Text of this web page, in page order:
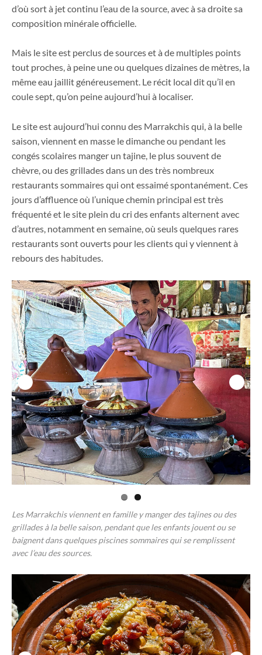
d’où sort à jet continu l’eau de la source, avec à sa droite sa
composition minérale officielle.
Mais le site est perclus de sources et à de multiples points
tout proches, à peine une ou quelques dizaines de mètres, la
même eau jaillit généreusement. Le récit local dit qu’il en
coule sept, qu’on peine aujourd’hui à localiser.
Le site est aujourd’hui connu des Marrakchis qui, à la belle
saison, viennent en masse le dimanche ou pendant les
congés scolaires manger un tajine, le plus souvent de
chèvre, ou des grillades dans un des très nombreux
restaurants sommaires qui ont essaimé spontanément. Ces
jours d’affluence où l’unique chemin principal est très
fréquenté et le site plein du cri des enfants alternent avec
d’autres, notamment en semaine, où seuls quelques rares
restaurants sont ouverts pour les clients qui y viennent à
rebours des habitudes.
Les Marrakchis viennent en famille y manger des tajines ou des
grillades à la belle saison, pendant que les enfants jouent ou se
baignent dans quelques piscines sommaires qui se remplissent
avec l’eau des sources.